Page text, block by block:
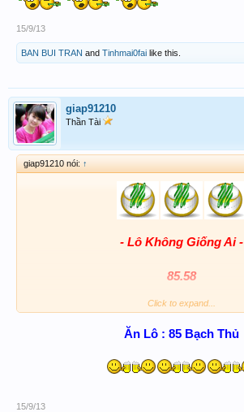
15/9/13
BAN BUI TRAN and Tinhmai0fai like this.
giap91210
Thần Tài
giap91210 nói: ↑
- Lô Không Giống Ai -
85.58
Đá xoay
85.69.91.09
Click to expand...
Ăn Lô : 85 Bạch Thủ​
15/9/13